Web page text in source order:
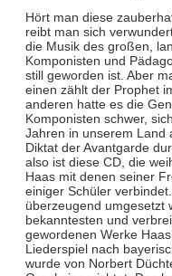
Hört man diese
reibt man sich
die Musik des großen,
Komponisten und
still geworden ist. Aber
einen zählt der Prophet
anderen hatte es die
Komponisten schwer,
Jahren in unserem Land
Diktat der Avantgarde
also ist diese CD, die
Haas mit denen seiner
einiger Schüler
überzeugend umgesetzt
bekanntesten und
gewordenen Werke
Liederspiel nach
wurde von Norbert